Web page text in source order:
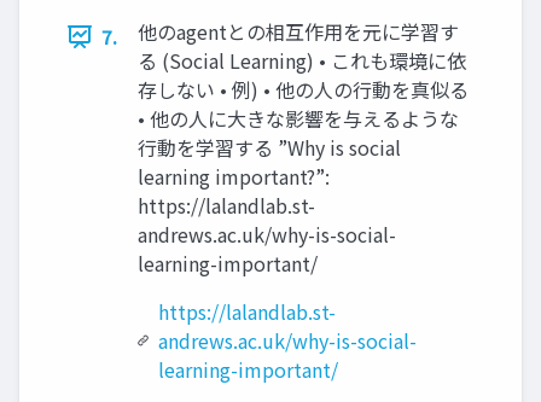
7.
他のagentとの相互作用を元に学習す
る (Social Learning) • これも環境に依
存しない • 例) • 他の人の行動を真似る
• 他の人に大きな影響を与えるような
行動を学習する ”Why is social
learning important?”:
https://lalandlab.st-
andrews.ac.uk/why-is-social-
learning-important/
https://lalandlab.st-
andrews.ac.uk/why-is-social-
learning-important/